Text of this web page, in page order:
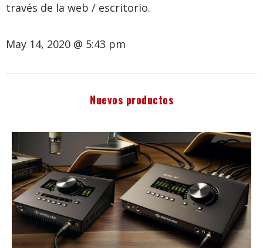
través de la web / escritorio.
May 14, 2020 @ 5:43 pm
Nuevos productos